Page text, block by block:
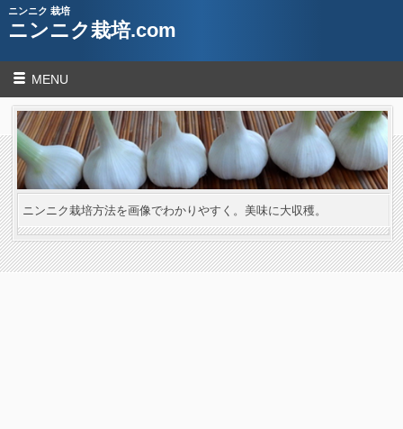
ニンニク 栽培
ニンニク栽培.com
MENU
ニンニク栽培方法を画像でわかりやすく。美味に大収穫。